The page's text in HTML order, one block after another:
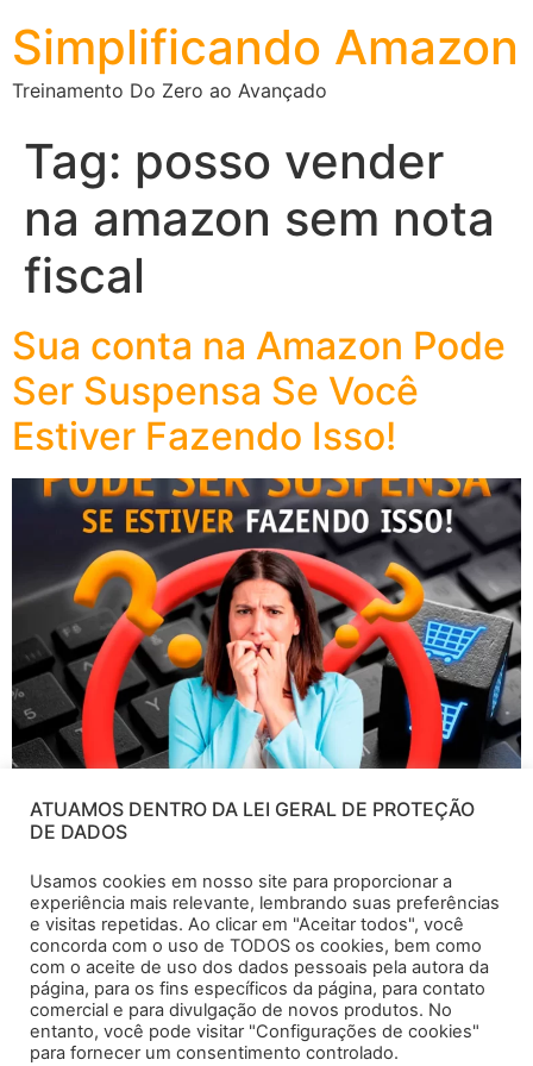
Simplificando Amazon
Treinamento Do Zero ao Avançado
Tag: posso vender
na amazon sem nota
fiscal
Sua conta na Amazon Pode
Ser Suspensa Se Você
Estiver Fazendo Isso!
que tiveram suas contas suspensas? Isso realmente
pode acontecer e nesse artigo eu te conto 6 práticas
que levam uma conta a ser suspensa permanentemente
da plataforma.
O primeiro ponto que pode fazer
você bloquear ou suspender sua conta, é vender
produtos que estiverem com marca […]
ATUAMOS DENTRO DA LEI GERAL DE PROTEÇÃO
DE DADOS
Usamos cookies em nosso site para proporcionar a
experiência mais relevante, lembrando suas preferências
e visitas repetidas. Ao clicar em "Aceitar todos", você
concorda com o uso de TODOS os cookies, bem como
com o aceite de uso dos dados pessoais pela autora da
página, para os fins específicos da página, para contato
comercial e para divulgação de novos produtos. No
entanto, você pode visitar "Configurações de cookies"
para fornecer um consentimento controlado.